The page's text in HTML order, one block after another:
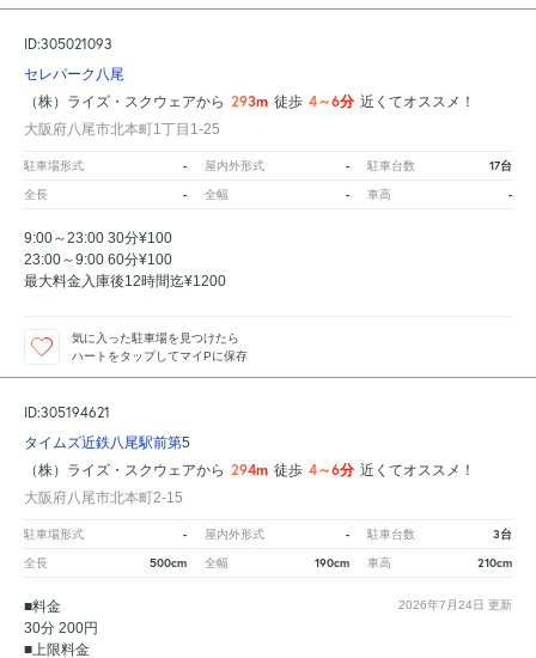
ID:305021093
セレパーク八尾
（株）ライズ・スクウェアから 293m 徒歩 4～6分 近くてオススメ！
大阪府八尾市北本町1丁目1-25
駐車場形式 - 屋内外形式 - 駐車台数 17台
全長 - 全幅 - 車高 -
9:00～23:00 30分¥100
23:00～9:00 60分¥100
最大料金入庫後12時間迄¥1200
気に入った駐車場を見つけたら
ハートをタップしてマイPに保存
ID:305194621
タイムズ近鉄八尾駅前第5
（株）ライズ・スクウェアから 294m 徒歩 4～6分 近くてオススメ！
大阪府八尾市北本町2-15
駐車場形式 - 屋内外形式 - 駐車台数 3台
全長 500cm 全幅 190cm 車高 210cm
2026年7月24日 更新
■料金
30分 200円
■上限料金